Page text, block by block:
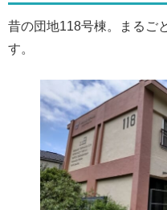
昔の団地118号棟。まるご
す。